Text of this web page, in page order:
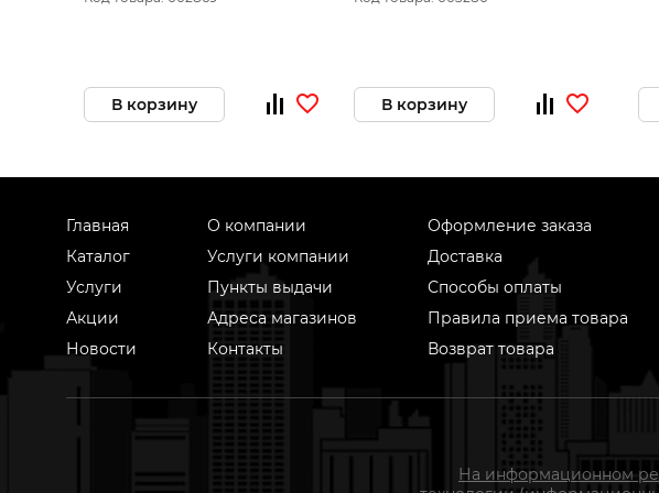
В корзину В корзину
Главная
Каталог
Услуги
Акции
Новости
О компании
Услуги компании
Пункты выдачи
Адреса магазинов
Контакты
Оформление заказа
Доставка
Способы оплаты
Правила приема товара
Возврат товара
На информационном